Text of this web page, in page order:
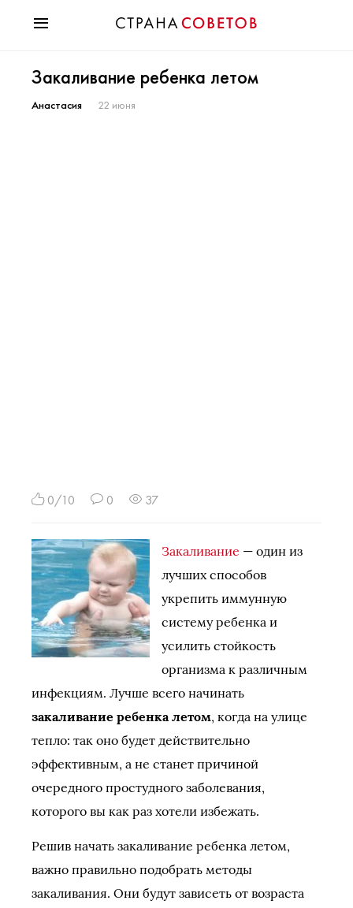
Мода
Звезды
Закаливание ребенка летом
Анастасия 22 июня
0/10 0 37
Закаливание — один из
лучших способов
укрепить иммунную
систему ребенка и
усилить стойкость
организма к различным
инфекциям. Лучше всего начинать
закаливание ребенка летом, когда на улице
тепло: так оно будет действительно
эффективным, а не станет причиной
очередного простудного заболевания,
которого вы как раз хотели избежать.
Решив начать закаливание ребенка летом,
важно правильно подобрать методы
закаливания. Они будут зависеть от возраста